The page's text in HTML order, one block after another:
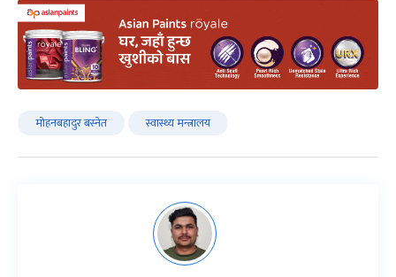
मोहनबहादुर बस्नेत स्वास्थ्य मन्त्रालय